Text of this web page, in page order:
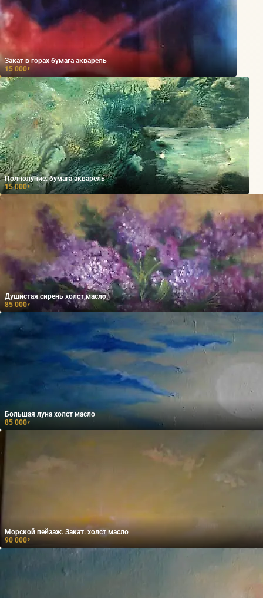
Закат в горах бумага акварель
15 000₽
Полнолуние. бумага акварель
15 000₽
Душистая сирень холст,масло
85 000₽
Большая луна холст масло
85 000₽
Морской пейзаж. Закат. холст масло
90 000₽